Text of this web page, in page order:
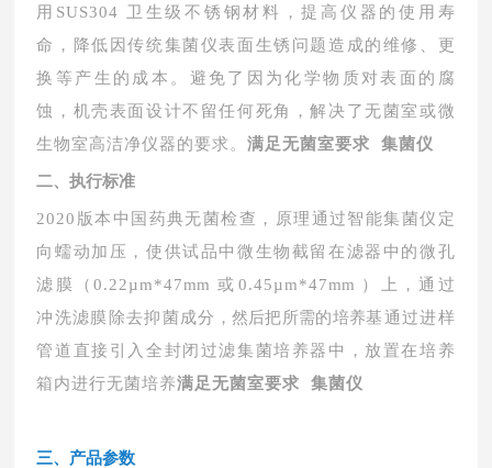
用 SUS304 卫生级不锈钢材料，提高仪器的使用寿
命，降低因传统集菌仪表面生锈问题造成的维修、更
换等产生的成本。避免了因为化学物质对表面的腐
蚀，机壳表面设计不留任何死角，解决了无菌室或微
生物室高洁净仪器的要求。满足无菌室要求 集菌仪
二、执行标准
2020版本中国药典无菌检查，原理通过智能集菌仪定
向蠕动加压，使供试品中微生物截留在滤器中的微孔
滤膜（0.22µm*47mm 或 0.45µm*47mm ）上，通过
冲洗滤膜除去抑菌成分，然后把所需的培养基通过进样
管道直接引入全封闭过滤集菌培养器中，放置在培养
箱内进行无菌培养满足无菌室要求 集菌仪
三、产品参数